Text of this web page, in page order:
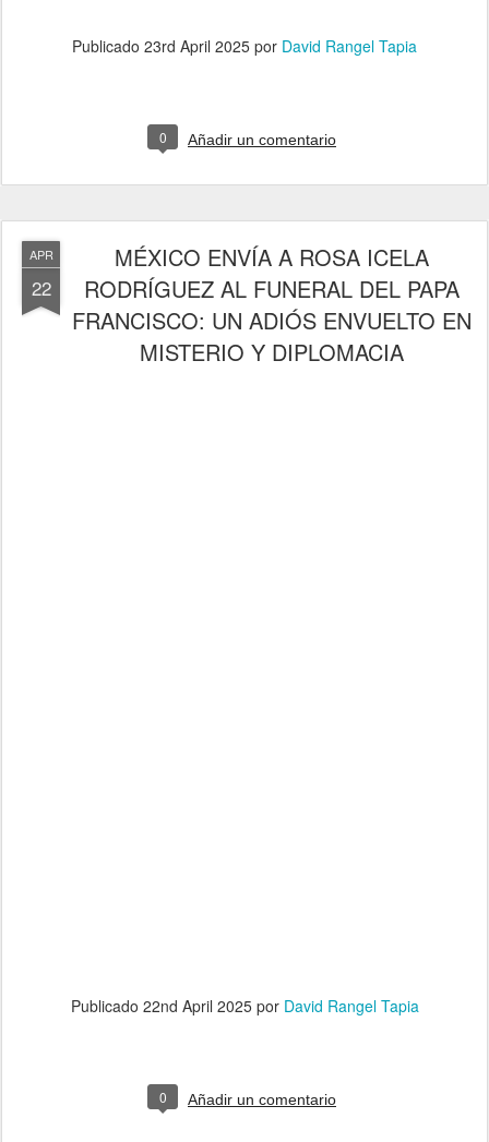
Publicado 23rd April 2025 por David Rangel Tapia
0 Añadir un comentario
APR
22
MÉXICO ENVÍA A ROSA ICELA
RODRÍGUEZ AL FUNERAL DEL PAPA
FRANCISCO: UN ADIÓS ENVUELTO EN
MISTERIO Y DIPLOMACIA
Publicado 22nd April 2025por David Rangel Tapia
0 Añadir un comentario